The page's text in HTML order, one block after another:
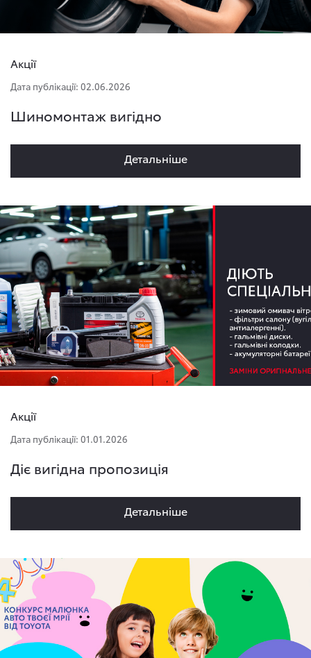
Акції
Дата публікації: 02.06.2026
Шиномонтаж вигідно
Детальнiше
Акції
Дата публікації: 01.01.2026
Діє вигідна пропозиція
Детальнiше